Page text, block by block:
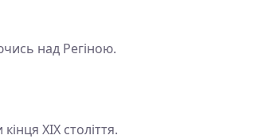
над Регіною.
XIX століття.